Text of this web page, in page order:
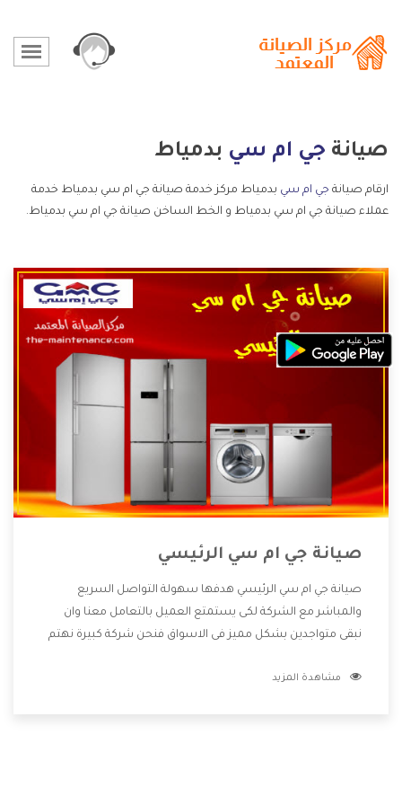
صيانة جي ام سي بدمياط
ارقام صيانة جي ام سي بدمياط مركز خدمة صيانة جي ام سي بدمياط خدمة
عملاء صيانة جي ام سي بدمياط و الخط الساخن صيانة جي ام سي بدمياط.
صيانة جي ام سي الرئيسي
صيانة جي ام سي الرئيسي هدفها سهولة التواصل السريع
والمباشر مع الشركة لكى يستمتع العميل بالتعامل معنا وان
نبقى متواجدين بشكل مميز فى الاسواق فنحن شركة كبيرة نهتم
الشركة بها والتى تكون منها خدمة الصيانة التى تكون من أهم
مشاهدة المزيد